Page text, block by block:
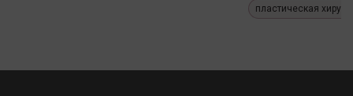
пластическая